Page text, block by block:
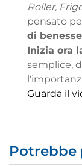
Roller,
pensato
di
Inizia ora
semplice,
Guarda il
Potrebbe